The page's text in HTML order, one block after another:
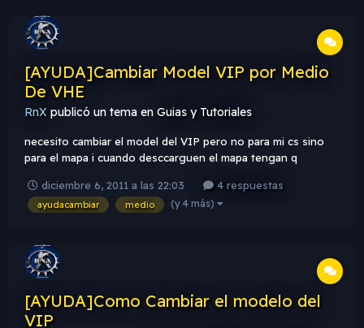
[AYUDA]Cambiar Model VIP por Medio
De VHE
RnX publicó un tema en Guias y Tutoriales
necesito cambiar el model del VIP pero no para mi cs sino
para el mapa i cuando desccarguen el mapa tengan q
diciembre 6, 2011 a las 22:03
4 respuestas
ayudacambiar medio (y 4 más)
[AYUDA]Como Cambiar el modelo del
VIP